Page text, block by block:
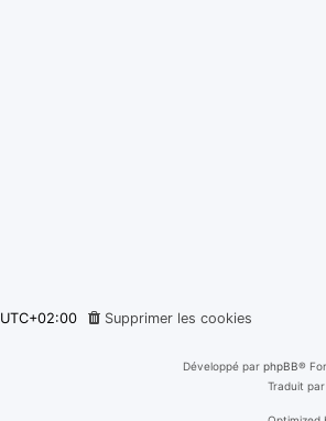
UTC+02:00 Supprimer les cookies
Développé par phpBB®
Traduit par